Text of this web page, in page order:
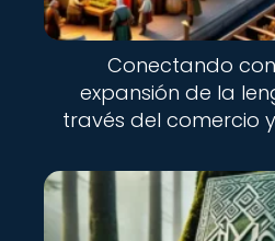
Conectando
expansión de la
través del comercio